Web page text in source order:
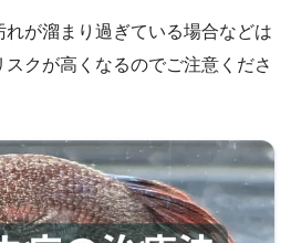
が溜まり過ぎている場合などは
クが高くなるのでご注意くださ